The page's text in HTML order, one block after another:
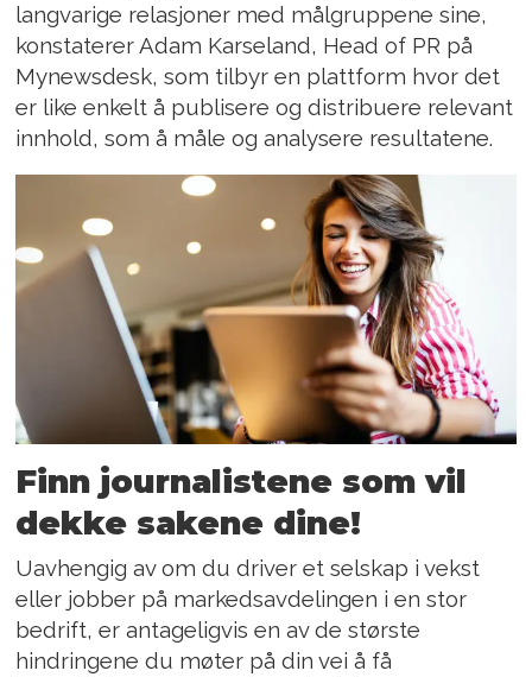
langvarige relasjoner med målgruppene sine,
konstaterer Adam Karseland, Head of PR på
Mynewsdesk, som tilbyr en plattform hvor det
er like enkelt å publisere og distribuere relevant
innhold, som å måle og analysere resultatene.
Finn journalistene som vil
dekke sakene dine!
Uavhengig av om du driver et selskap i vekst
eller jobber på markedsavdelingen i en stor
bedrift, er antageligvis en av de største
hindringene du møter på din vei å få